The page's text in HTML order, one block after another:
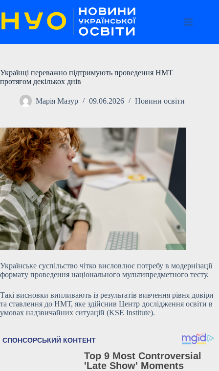
до
вмісту
Українці переважно підтримують проведення НМТ
протягом декількох днів
Марія Мазур 09.06.2026 Новини освіти
Українське суспільство чітко висловлює потребу в модернізації
формату проведення національного мультипредметного тесту.
Такі висновки випливають із результатів вивчення рівня довіри
та ставлення до НМТ, яке здійснив Центр дослідження освіти в
умовах надзвичайних ситуацій (KSE Institute).